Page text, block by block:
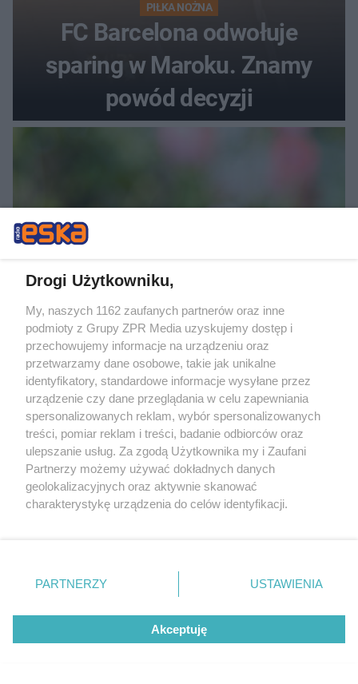
PIŁKA NOŻNA
FC Barcelona odwołuje
sparing w Maroku. Znamy
powód decyzji
SPOSÓB NA SZKODNIKA
Kret znów rozkopuje trawnik?
Wystarczy popularny produkt
z kuchni, by uciekł w
popłochu
KOSZYKÓWKA
Przyczyna śmierci Brandona
Drogi Użytkowniku,
My, naszych 1162 zaufanych partnerów oraz inne
podmioty z Grupy ZPR Media uzyskujemy dostęp i
przechowujemy informacje na urządzeniu oraz
przetwarzamy dane osobowe, takie jak unikalne
identyfikatory, standardowe informacje wysyłane przez
urządzenie czy dane przeglądania w celu zapewniania
spersonalizowanych reklam, wybór spersonalizowanych
treści, pomiar reklam i treści, badanie odbiorców oraz
ulepszanie usług. Za zgodą Użytkownika my i Zaufani
Partnerzy możemy używać dokładnych danych
geolokalizacyjnych oraz aktywnie skanować
charakterystykę urządzenia do celów identyfikacji.
zmienić/wycofać klikając przycisk ustawień prywatności
znajdujący się w lewym dolnym rogu strony
rodzaje przetwarzania danych nie wymagają zgody
użytkownika, ale masz prawo sprzeciwić się takiemu
przetwarzaniu. Preferencje będą miały zastosowanie tylko
PARTNERZY USTAWIENIA
Akceptuję